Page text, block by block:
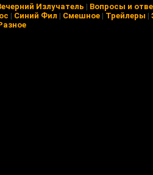
Излучатель | Вопросы и
| Синий Фил | Смешное | Трейлеры |